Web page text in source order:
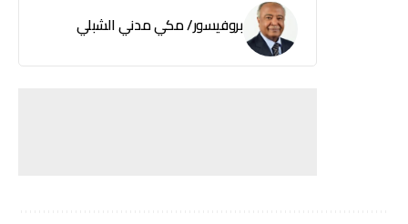
بروفيسور/ مكي مدني الشبلي